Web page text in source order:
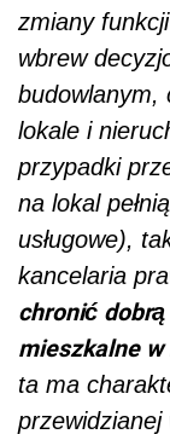
zmiany
wbrew
budowlanym,
lokale i
przypadki
na lokal
usługowe),
kancelaria
chronić
mieszkalne
ta ma